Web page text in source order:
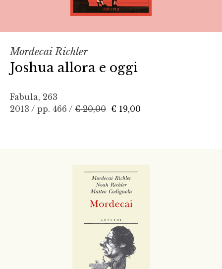
Mordecai Richler
Joshua allora e oggi
Fabula, 263
2013 / pp. 466 / € 20,00 € 19,00